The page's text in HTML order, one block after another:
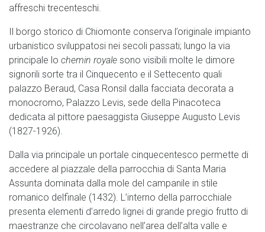
affreschi trecenteschi.
Il borgo storico di Chiomonte conserva l’originale impianto
urbanistico sviluppatosi nei secoli passati; lungo la via
principale lo chemin royale sono visibili molte le dimore
signorili sorte tra il Cinquecento e il Settecento quali
palazzo Beraud, Casa Ronsil dalla facciata decorata a
monocromo, Palazzo Levis, sede della Pinacoteca
dedicata al pittore paesaggista Giuseppe Augusto Levis
(1827-1926).
Dalla via principale un portale cinquecentesco permette di
accedere al piazzale della parrocchia di Santa Maria
Assunta dominata dalla mole del campanile in stile
romanico delfinale (1432). L’interno della parrocchiale
presenta elementi d’arredo lignei di grande pregio frutto di
maestranze che circolavano nell’area dell’alta valle e